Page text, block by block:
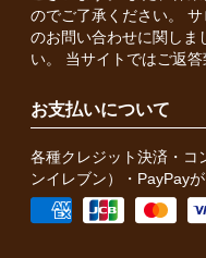
のでご了承ください。
のお問い合わせに関しま
い。 当サイトではご返
お支払いについて
各種クレジット決済・コ
ンイレブン）・PayPay